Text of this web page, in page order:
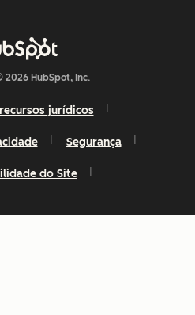
HubSpot, Inc.
jurídicos
Segurança
do Site